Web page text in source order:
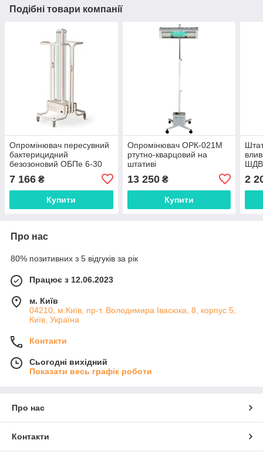
Подібні товари компанії
Опромінювач пересувний
бактерицидний
безозоновий ОБПе 6-30
7 166 ₴
Купити
Опромінювач ОРК-021М
ртутно-кварцовий на
штативі
13 250₴
Купити
2
Про нас
80% позитивних з 5 відгуків за рік
Працює з 12.06.2023
м. Київ
04210, м.Київ, пр-т. Володимира Івасюка, 8, корпус 5,
Київ, Україна
Контакти
Сьогодні вихідний
Показати весь графік роботи
Про нас
Контакти